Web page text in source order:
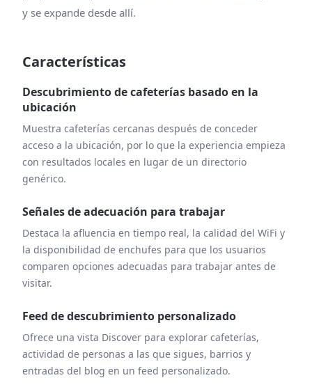
y se expande desde allí.
Características
Descubrimiento de cafeterías basado en la
ubicación
Muestra cafeterías cercanas después de conceder
acceso a la ubicación, por lo que la experiencia empieza
con resultados locales en lugar de un directorio
genérico.
Señales de adecuación para trabajar
Destaca la afluencia en tiempo real, la calidad del WiFi y
la disponibilidad de enchufes para que los usuarios
comparen opciones adecuadas para trabajar antes de
visitar.
Feed de descubrimiento personalizado
Ofrece una vista Discover para explorar cafeterías,
actividad de personas a las que sigues, barrios y
entradas del blog en un feed personalizado.